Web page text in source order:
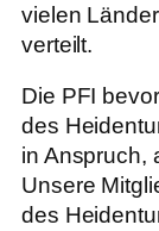
vielen
verteilt.
Die PFI
des
in Anspruch,
Unsere
des